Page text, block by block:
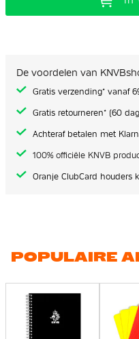
De voordelen van
Gratis verzending* vanaf
Gratis retourneren* (60
Achteraf betalen met
100% officiële KNVB
Oranje ClubCard houders
POPULAIRE